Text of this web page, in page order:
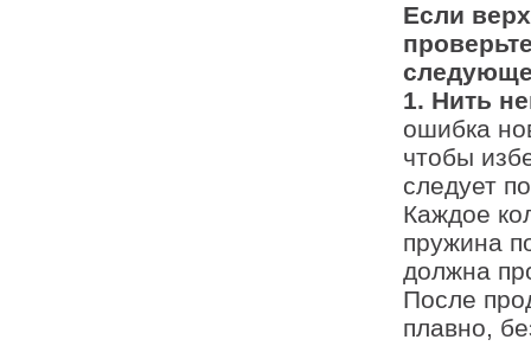
Если
1. Нить
ошибка
чтобы
следует
Каждое
пружина
должна
После
плавно,